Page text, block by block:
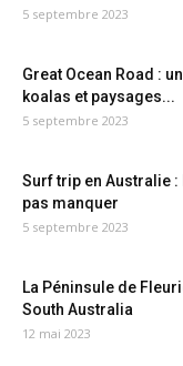
5 septembre 2023
Great Ocean Road :
koalas et paysages...
5 septembre 2023
Surf trip en Australie :
pas manquer
5 septembre 2023
La Péninsule de
South Australia
12 mai 2023